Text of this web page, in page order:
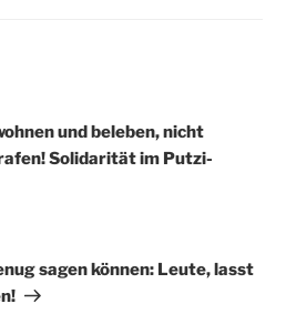
und beleben, nicht
Solidarität im Putzi-
sagen können: Leute, lasst